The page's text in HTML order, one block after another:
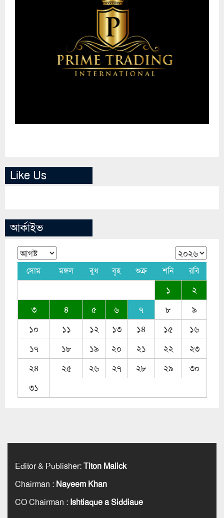
Like Us
আর্কাইভ
সোম মঙ্গল বুধ বৃহ শুক্র শনি রবি
১
২
৩
৪ ৫ ৬ ৭ ৮
৯
১০
১১ ১২ ১৩ ১৪ ১৫
১৬
১৭
১৮ ১৯ ২০ ২১ ২২
২৩
২৪
২৫ ২৬ ২৭ ২৮ ২৯
৩০
৩১
Editor & Publisher:Titon Malick
Chairman : Nayeem Khan
CO Chairman : Ishtiaque a Siddiaue